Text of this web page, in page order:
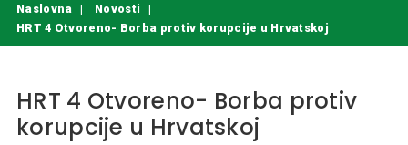
Naslovna
Novosti
HRT 4 Otvoreno- Borba protiv korupcije u Hrvatskoj
HRT 4 Otvoreno- Borba protiv
korupcije u Hrvatskoj